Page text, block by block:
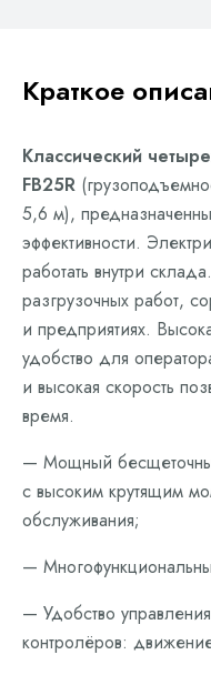
Краткое
Классический
FB25R
5,6 м),
эффективности.
работать внутри
разгрузочных работ,
и предприятиях.
удобство для
и высокая скорость
время.
— Мощный
с высоким крутящим
обслуживания;
—
— Удобство
контролёров: